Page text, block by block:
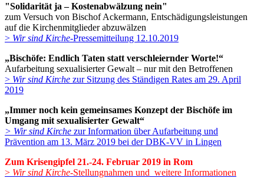
"Solidarität ja – Kostenabwälzung nein"
zum Versuch von Bischof Ackermann, Entschädigungsleistungen
auf die Kirchenmitglieder abzuwälzen
> Wir sind Kirche-Pressemitteilung 12.10.2019
„Bischöfe: Endlich Taten statt verschleiernder Worte!“
Aufarbeitung sexualisierter Gewalt – nur mit den Betroffenen
> Wir sind Kirche zur Sitzung des Ständigen Rates am 29. April
2019
„Immer noch kein gemeinsames Konzept der Bischöfe im
Umgang mit sexualisierter Gewalt“
> Wir sind Kirche zur Information über Aufarbeitung und
Prävention am 13. März 2019 bei der DBK-VV in Lingen
Zum Krisengipfel 21.-24. Februar 2019 in Rom
> Wir sind Kirche-Stellungnahmen und weitere Informationen